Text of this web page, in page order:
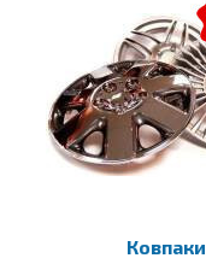
Ковпаки